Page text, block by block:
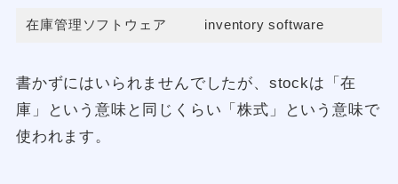
在庫管理ソフトウェア inventory software
書かずにはいられませんでしたが、stockは「在
庫」という意味と同じくらい「株式」という意味で
使われます。